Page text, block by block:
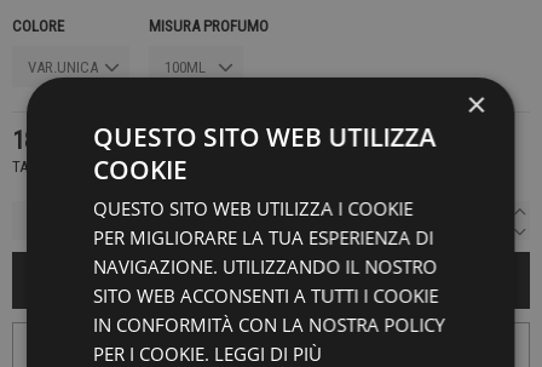
COLORE MISURA PROFUMO
189,00 €
TASSE INCLUSE
×
QUESTO SITO WEB UTILIZZA
COOKIE
QUESTO SITO WEB UTILIZZA I COOKIE
PER MIGLIORARE LA TUA ESPERIENZA DI
NAVIGAZIONE. UTILIZZANDO IL NOSTRO
SITO WEB ACCONSENTI A TUTTI I COOKIE
IN CONFORMITÀ CON LA NOSTRA POLICY
PER I COOKIE. LEGGI DI PIÙ